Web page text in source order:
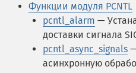
Функции модуля PCNTL
pcntl_alarm —
доставки сигнала
pcntl_async_signals
асинхронную